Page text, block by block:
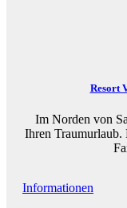
Resort
Im Norden von
Ihren Traumurlaub.
Informationen